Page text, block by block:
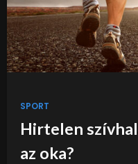
SPORT
Hirtelen
az oka?